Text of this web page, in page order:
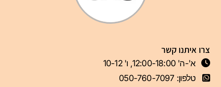
צרו איתנו קשר
א'-ה' 12:00-18:00, ו' 10-12
טלפון: 050-760-7097